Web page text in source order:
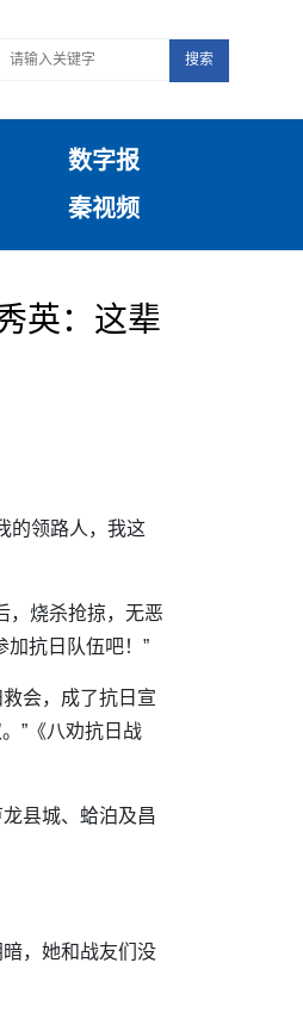
搜索
数字报
秦视频
英：这辈
的领路人，我这
，烧杀抢掠，无恶
抗日队伍吧！”
会，成了抗日宣
”《八劝抗日战
县城、蛤泊及昌
，她和战友们没